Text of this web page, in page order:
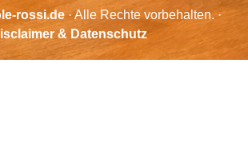
rossi.de· Alle Rechte vorbehalten. ·
& Datenschutz